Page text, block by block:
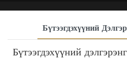
Бүтээгдэхүүний
Бүтээгдэхүүний